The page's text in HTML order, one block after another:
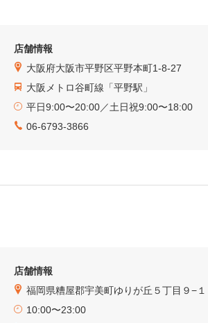
店舗情報
大阪府大阪市平野区平野本町1-8-27
大阪メトロ谷町線「平野駅」
平日9:00〜20:00／土日祝9:00〜18:00
06-6793-3866
店舗情報
福岡県糟屋郡宇美町ゆりが丘５丁目９−
10:00〜23:00